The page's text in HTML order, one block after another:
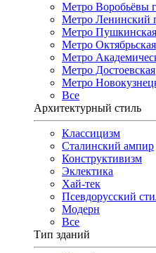
Метро Воробьёвы
Метро Ленинский
Метро Пушкинская
Метро Октябрьская
Метро
Метро Достоевская
Метро
Все
Архитектурный стиль
Классицизм
Сталинский ампир
Конструктивизм
Эклектика
Хай-тек
Псевдорусский
Модерн
Все
Тип зданий